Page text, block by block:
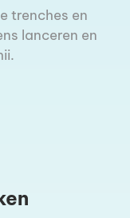
trenches en
lanceren en